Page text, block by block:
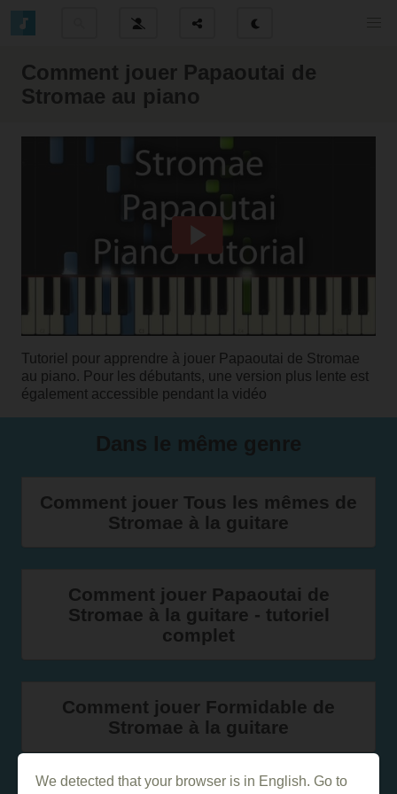
Comment jouer Papaoutai de
Stromae au piano
Tutoriel pour apprendre à jouer Papaoutai de Stromae
au piano. Pour les débutants, une version plus lente est
également accessible pendant la vidéo
Comment jouer Tous les mêmes de
Stromae à la guitare
Comment jouer Papaoutai de
Stromae à la guitare - tutoriel
complet
Comment jouer Formidable de
Stromae à la guitare
We detected that your browser is in English. Go to